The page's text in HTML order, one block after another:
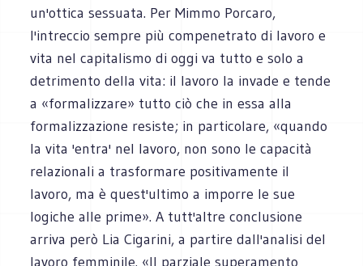
un'ottica sessuata. Per Mimmo Porcaro,
l'intreccio sempre più compenetrato di lavoro e
vita nel capitalismo di oggi va tutto e solo a
detrimento della vita: il lavoro la invade e tende
a «formalizzare» tutto ciò che in essa alla
formalizzazione resiste; in particolare, «quando
la vita 'entra' nel lavoro, non sono le capacità
relazionali a trasformare positivamente il
lavoro, ma è quest'ultimo a imporre le sue
logiche alle prime». A tutt'altre conclusione
arriva però Lia Cigarini, a partire dall'analisi del
lavoro femminile. «Il parziale superamento